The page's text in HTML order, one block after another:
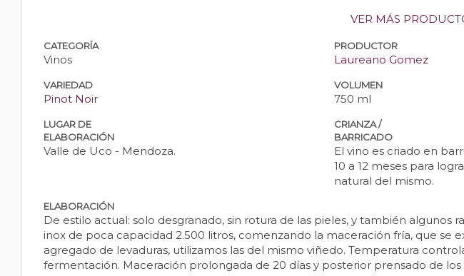
VER MÁS
CATEGORÍA
Vinos
PRODUCTOR
Laureano Gomez
VARIEDAD
Pinot Noir
VOLUMEN
750 ml
LUGAR DE
ELABORACIÓN
Valle de Uco - Mendoza.
CRIANZA /
BARRICADO
El vino es criado en
10 a 12 meses para
natural del mismo.
ELABORACIÓN
De estilo actual: solo desgranado, sin rotura de las pieles, y también
inox de poca capacidad 2.500 litros, comenzando la maceración fría, que
agregado de levaduras, utilizamos las del mismo viñedo. Temperatura
fermentación. Maceración prolongada de 20 días y posterior prensado de